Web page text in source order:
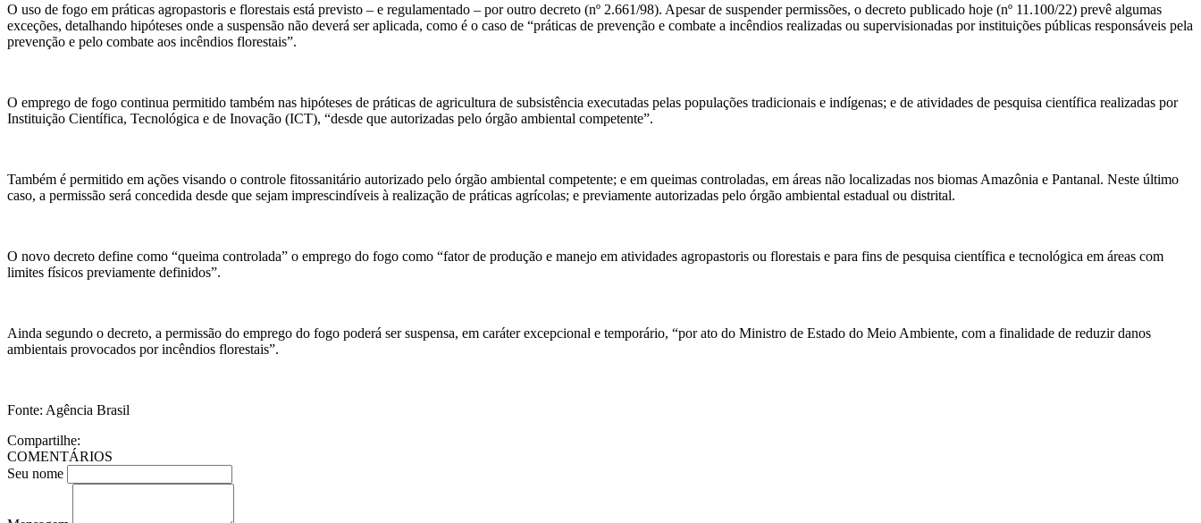
O uso de fogo em práticas agropastoris e florestais está previsto – e regulamentado – por outro decreto (nº 2.661/98). Apesar de suspender permissões, o decreto publicado hoje (nº 11.100/22) prevê algumas
exceções, detalhando hipóteses onde a suspensão não deverá ser aplicada, como é o caso de “práticas de prevenção e combate a incêndios realizadas ou supervisionadas por instituições públicas responsáveis pela
prevenção e pelo combate aos incêndios florestais”.
O emprego de fogo continua permitido também nas hipóteses de práticas de agricultura de subsistência executadas pelas populações tradicionais e indígenas; e de atividades de pesquisa científica realizadas por
Instituição Científica, Tecnológica e de Inovação (ICT), “desde que autorizadas pelo órgão ambiental competente”.
Também é permitido em ações visando o controle fitossanitário autorizado pelo órgão ambiental competente; e em queimas controladas, em áreas não localizadas nos biomas Amazônia e Pantanal. Neste último
caso, a permissão será concedida desde que sejam imprescindíveis à realização de práticas agrícolas; e previamente autorizadas pelo órgão ambiental estadual ou distrital.
O novo decreto define como “queima controlada” o emprego do fogo como “fator de produção e manejo em atividades agropastoris ou florestais e para fins de pesquisa científica e tecnológica em áreas com
limites físicos previamente definidos”.
Ainda segundo o decreto, a permissão do emprego do fogo poderá ser suspensa, em caráter excepcional e temporário, “por ato do Ministro de Estado do Meio Ambiente, com a finalidade de reduzir danos
ambientais provocados por incêndios florestais”.
Fonte: Agência Brasil
Compartilhe:
COMENTÁRIOS
Seu nome